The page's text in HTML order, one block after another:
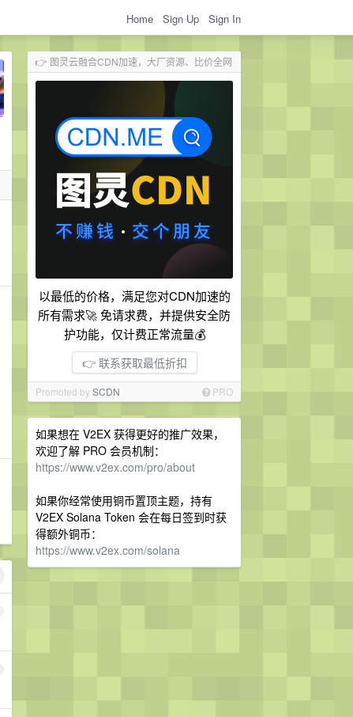
Home Sign Up Sign In
👉 图灵云融合CDN加速，大厂资源、比价全网
以最低的价格，满足您对CDN加速的
所有需求🚀 免请求费，并提供安全防
护功能，仅计费正常流量💰
👉 联系获取最低折扣
Promoted bySCDN PRO
如果想在 V2EX 获得更好的推广效果，
欢迎了解 PRO 会员机制：
https://www.v2ex.com/pro/about
如果你经常使用铜币置顶主题，持有
V2EX Solana Token 会在每日签到时获
得额外铜币：
https://www.v2ex.com/solana